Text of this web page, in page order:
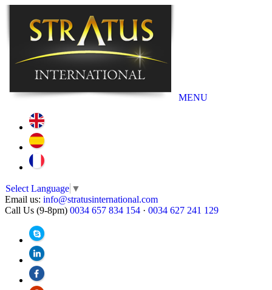
MENU
Select Language ▼
Email us: info@stratusinternational.com
Call Us (9-8pm) 0034 657 834 154 · 0034 627 241 129